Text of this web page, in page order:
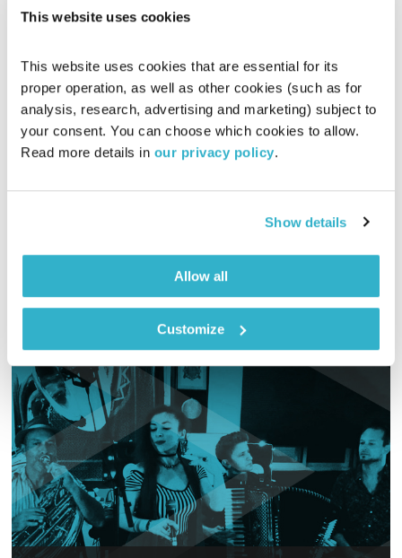
This website uses cookies
This website uses cookies that are essential for its
proper operation, as well as other cookies (such as for
analysis, research, advertising and marketing) subject to
your consent. You can choose which cookies to allow.
Read more details in our privacy policy.
Show details
Allow all
Customize
רבות הדרכים
שדרנים מתחלפים
02.01.19
02:03:56
אנקורי עם חבריו את החברה היונגיאנית הישראלית החדשה, והוא
לעולם המודעות, תרומה שלאורך השני םרק מתחדדת והולכת,
אודיו